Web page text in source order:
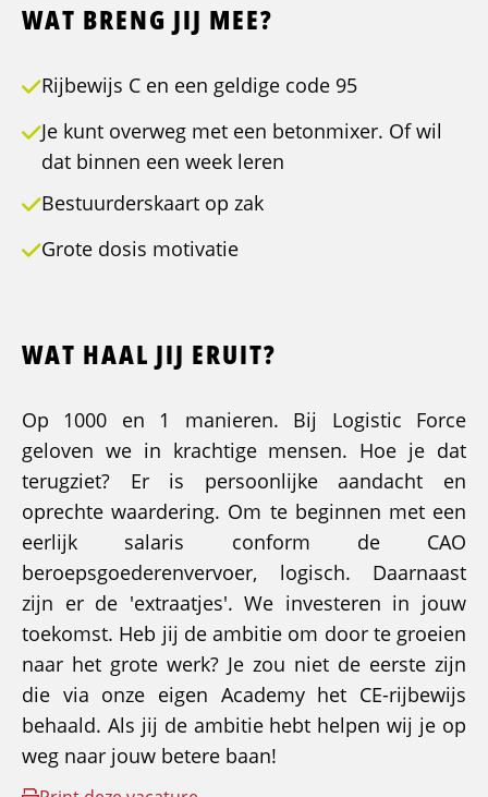
WAT BRENG JIJ MEE?
Rijbewijs C en een geldige code 95
Je kunt overweg met een betonmixer. Of wil
dat binnen een week leren
Bestuurderskaart op zak
Grote dosis motivatie
WAT HAAL JIJ ERUIT?
Op 1000 en 1 manieren. Bij Logistic Force
geloven we in krachtige mensen. Hoe je dat
terugziet? Er is persoonlijke aandacht en
oprechte waardering. Om te beginnen met een
eerlijk salaris conform de CAO
beroepsgoederenvervoer, logisch. Daarnaast
zijn er de 'extraatjes'. We investeren in jouw
toekomst. Heb jij de ambitie om door te groeien
naar het grote werk? Je zou niet de eerste zijn
die via onze eigen Academy het CE-rijbewijs
behaald. Als jij de ambitie hebt helpen wij je op
weg naar jouw betere baan!